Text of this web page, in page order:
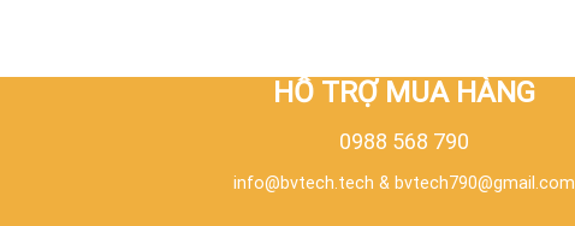
HỖ TRỢ MUA HÀNG
0988 568 790
info@bvtech.tech & bvtech790@gmail.com